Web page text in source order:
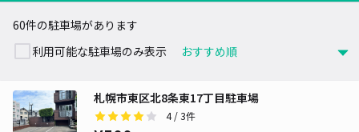
60件の駐車場があります
利用可能な駐車場のみ表示
札幌市東区北8条東17丁目駐車場
4/ 3件